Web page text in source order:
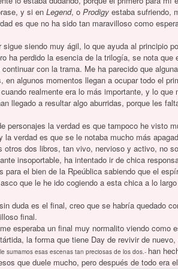
y si en Legend, o Prodigy estaba sufriendo,
es que no ha sido tan maravilloso como
sigue siendo muy ágil, lo que ayuda al principio
ha perdido la esencia de la trilogía, se nota
con la trama. Me ha parecido que
en algunos momentos llegan a ocupar todo el
realmente era lo más importante, y lo
llegado a resultar algo aburridas, porque les
personajes la verdad es que tampoco he visto
la verdad es que se le notaba mucho más
otros dos libros, tan vivo, nervioso y activo, no
insoportable, ha intentado ir de chica
para el bien de la Rpeública sabiendo que el
que le he ido cogiendo a esta chica a lo
duda es el final, creo que se habría quedado
final.
esperaba un final muy normalito viendo
la forma que tiene Day de revivir de
sumamos esas escenas tan preciosas de los dos.- han
que duele mucho, pero después de todo era